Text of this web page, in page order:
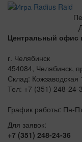
Центральный офис
г. Челябинск
454084, Челябинск,
Склад: Кожзаводская
Тел: +7 (351) 248-24-
График работы: Пн-
Для заявок:
+7 (351) 248-24-36